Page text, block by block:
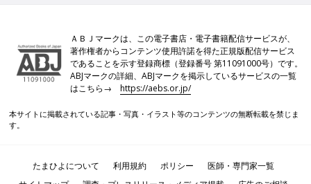
ＡＢＪマークは、この電子書店・電子書籍配信サービスが、
著作権者からコンテンツ使用許諾を得た正規版配信サービス
であることを示す登録商標（登録番号 第11091000号）です。
ABJマークの詳細、ABJマークを掲示しているサービスの一覧
はこちら→https://aebs.or.jp/
本サイトに掲載されている記事・写真・イラスト等のコンテンツの無断転載を禁じま
す。
たまひよについて 利用規約 ポリシー
医師・専門家一覧